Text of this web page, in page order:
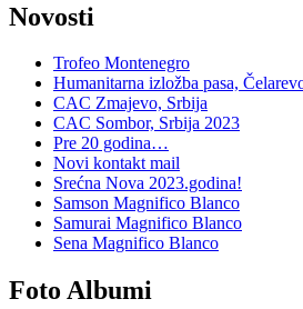
Novosti
Trofeo Montenegro
Humanitarna izložba pasa,
CAC Zmajevo, Srbija
CAC Sombor, Srbija 2023
Pre 20 godina…
Novi kontakt mail
Srećna Nova 2023.godina!
Samson Magnifico Blanco
Samurai Magnifico Blanco
Sena Magnifico Blanco
Foto Albumi